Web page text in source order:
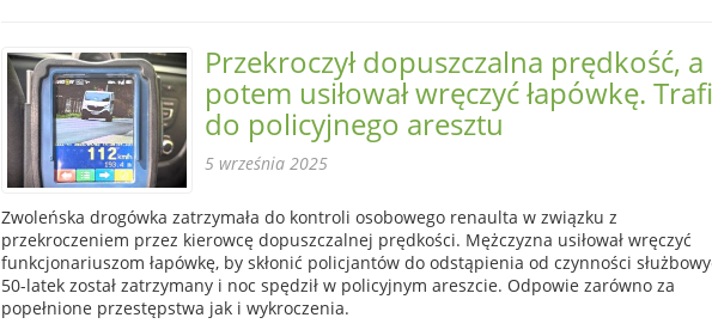
Przekroczył dopuszczalna prędkość, a
potem usiłował wręczyć łapówkę.
do policyjnego aresztu
5 września 2025
Zwoleńska drogówka zatrzymała do kontroli osobowego renaulta w związku z
przekroczeniem przez kierowcę dopuszczalnej prędkości. Mężczyzna usiłował wręczyć
funkcjonariuszom łapówkę, by skłonić policjantów do odstąpienia od czynności
50-latek został zatrzymany i noc spędził w policyjnym areszcie. Odpowie zarówno za
popełnione przestępstwa jak i wykroczenia.